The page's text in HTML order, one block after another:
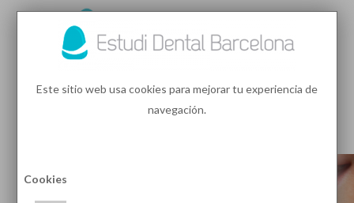
Este sitio web usa cookies para mejorar tu experiencia de
navegación.
Cookies